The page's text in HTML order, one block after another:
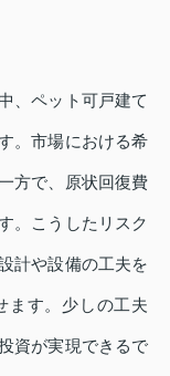
、ペット可戸建て
。市場における希
方で、原状回復費
。こうしたリスク
計や設備の工夫を
ます。少しの工夫
資が実現できるで